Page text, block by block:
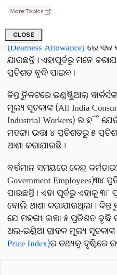
More Topics
CLOSE
ଉପହାର ଘୋଷଣା କରାଯାଇପାରେ ।
(Central Government
(Dearness Allowance) ରେ ଏକ
ଯାଉଛନ୍ତି । ଏହାପୂର୍ବରୁ ମନେ
ପ୍ରତିଶତ ବୃଦ୍ଧି ପାଇବ ।
କିନ୍ତୁ ନିକଟରେ ଇଣ୍ଡଷ୍ଟ୍ରିଆଲ୍
ମୂଲ୍ୟ ସୂଚକାଙ୍କ (All India
Industrial Workers) ର ହିଁ
ମହଙ୍ଗା ଭତ୍ତା ୪ ପ୍ରତିଶତରୁ ୫
ଆଶା କରାଯାଉଛି ।
ବର୍ତ୍ତମାନ ସମୟରେ କେନ୍ଦ୍ର
Government Employees)୩୪
ପାଉଛନ୍ତି । ଏହା ପୂର୍ବରୁ ଏହାକୁ
ବୋଲି ଆଶା କରାଯାଉଥିଲା । କିନ୍ତୁ
ଯେ ମହଙ୍ଗା ଭତ୍ତା ୫ ପ୍ରତିଶତ ବୃଦ୍ଧି
ଅଲ-ଇଣ୍ଡିଆ ଗ୍ରାହକ ମୂଲ୍ୟ ସୂଚକାଙ୍କ
Price Index)ର ତଥ୍ୟକୁ ଦୃଷ୍ଟିରେ